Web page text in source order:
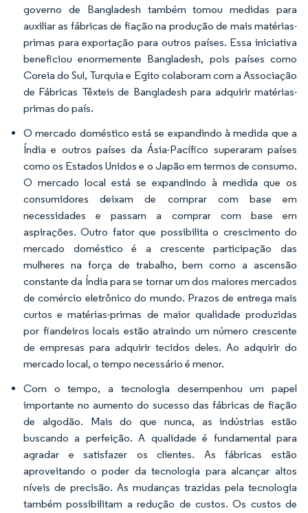
governo de Bangladesh também tomou medidas para
auxiliar as fábricas de fiação na produção de mais matérias-
primas para exportação para outros países. Essa iniciativa
beneficiou enormemente Bangladesh, pois países como
Coreia do Sul, Turquia e Egito colaboram com a Associação
de Fábricas Têxteis de Bangladesh para adquirir matérias-
primas do país.
O mercado doméstico está se expandindo à medida que a
Índia e outros países da Ásia-Pacífico superaram países
como os Estados Unidos e o Japão em termos de consumo.
O mercado local está se expandindo à medida que os
consumidores deixam de comprar com base em
necessidades e passam a comprar com base em
aspirações. Outro fator que possibilita o crescimento do
mercado doméstico é a crescente participação das
mulheres na força de trabalho, bem como a ascensão
constante da Índia para se tornar um dos maiores mercados
de comércio eletrônico do mundo. Prazos de entrega mais
curtos e matérias-primas de maior qualidade produzidas
por fiandeiros locais estão atraindo um número crescente
de empresas para adquirir tecidos deles. Ao adquirir do
mercado local, o tempo necessário é menor.
Com o tempo, a tecnologia desempenhou um papel
importante no aumento do sucesso das fábricas de fiação
de algodão. Mais do que nunca, as indústrias estão
buscando a perfeição. A qualidade é fundamental para
agradar e satisfazer os clientes. As fábricas estão
aproveitando o poder da tecnologia para alcançar altos
níveis de precisão. As mudanças trazidas pela tecnologia
também possibilitam a redução de custos. Os custos de